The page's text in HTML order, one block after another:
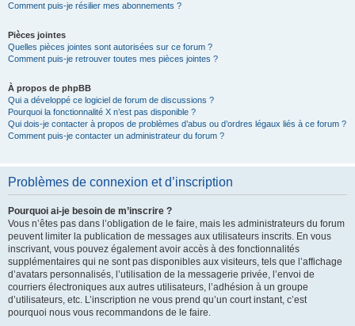
Comment puis-je résilier mes abonnements ?
Pièces jointes
Quelles pièces jointes sont autorisées sur ce forum ?
Comment puis-je retrouver toutes mes pièces jointes ?
À propos de phpBB
Qui a développé ce logiciel de forum de discussions ?
Pourquoi la fonctionnalité X n’est pas disponible ?
Qui dois-je contacter à propos de problèmes d’abus ou d’ordres légaux liés à ce forum ?
Comment puis-je contacter un administrateur du forum ?
Problèmes de connexion et d’inscription
Pourquoi ai-je besoin de m’inscrire ?
Vous n’êtes pas dans l’obligation de le faire, mais les administrateurs du forum
peuvent limiter la publication de messages aux utilisateurs inscrits. En vous
inscrivant, vous pouvez également avoir accès à des fonctionnalités
supplémentaires qui ne sont pas disponibles aux visiteurs, tels que l’affichage
d’avatars personnalisés, l’utilisation de la messagerie privée, l’envoi de
courriers électroniques aux autres utilisateurs, l’adhésion à un groupe
d’utilisateurs, etc. L’inscription ne vous prend qu’un court instant, c’est
pourquoi nous vous recommandons de le faire.